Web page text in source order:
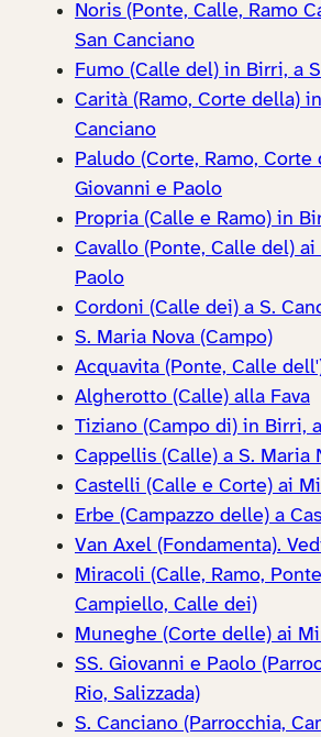
Noris (Ponte, Calle, Ramo
San Canciano
Fumo (Calle del) in Birri, a
Carità (Ramo, Corte della)
Canciano
Paludo (Corte, Ramo, Corte
Giovanni e Paolo
Propria (Calle e Ramo) in
Cavallo (Ponte, Calle del) ai
Paolo
Cordoni (Calle dei) a S.
S. Maria Nova (Campo)
Acquavita (Ponte, Calle
Algherotto (Calle) alla Fava
Tiziano (Campo di) in Birri,
Cappellis (Calle) a S. Maria
Castelli (Calle e Corte) ai
Erbe (Campazzo delle) a
Van Axel (Fondamenta).
Miracoli (Calle, Ramo,
Campiello, Calle dei)
Muneghe (Corte delle) ai
SS. Giovanni e Paolo
Rio, Salizzada)
S. Canciano (Parrocchia,